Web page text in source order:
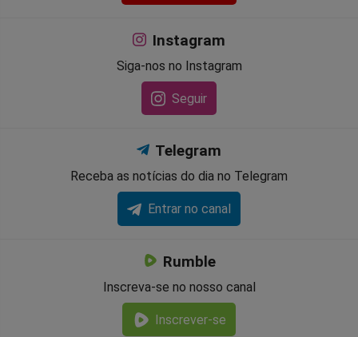
Instagram
Siga-nos no Instagram
Seguir
Telegram
Receba as notícias do dia no Telegram
Entrar no canal
Rumble
Inscreva-se no nosso canal
Inscrever-se